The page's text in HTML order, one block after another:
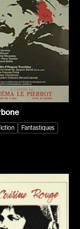
musicales
Fantastiques